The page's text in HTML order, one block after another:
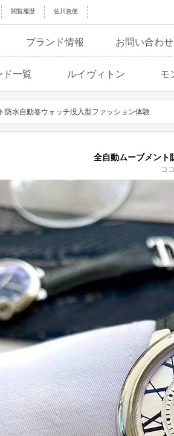
閲覧履歴 佐川急便
ブランド情報 お問い合わせ
ド一覧 ルイヴィトン モ
防水自動巻ウォッチ没入型ファッション体験
全自動ムーブメント
コ